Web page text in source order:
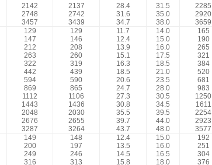
2142
2748
3457
2137
2742
3439
28.4
31.6
34.7
31.5
35.0
38.0
2285
2920
3659
129
147
212
263
322
442
594
869
1112
1443
2048
2676
3287
129
146
208
260
319
439
590
865
1106
1436
2030
2655
3264
11.7
12.4
13.9
15.1
16.3
18.5
20.6
24.7
27.3
30.8
35.5
39.7
43.7
14.0
15.0
16.0
17.5
18.5
21.0
23.5
28.0
30.5
34.5
39.5
44.0
48.0
165
190
265
321
384
520
681
983
1250
1611
2254
2923
3577
149
200
249
316
148
197
246
313
12.4
13.5
14.5
15.8
15.0
16.0
16.5
18.0
192
251
304
376